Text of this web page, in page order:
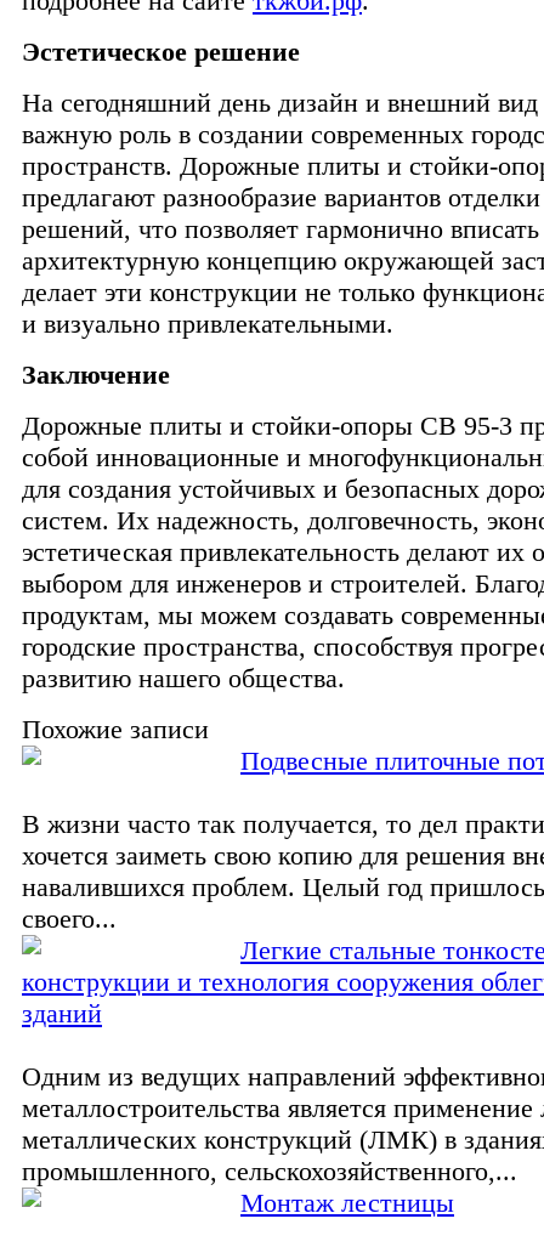
Эстетическое решение
На сегодняшний день дизайн и внешний
важную роль в создании современных
пространств. Дорожные плиты и стойки-
предлагают разнообразие вариантов
решений, что позволяет гармонично
архитектурную концепцию окружающей
делает эти конструкции не только
и визуально привлекательными.
Заключение
Дорожные плиты и стойки-опоры СВ 95-3
собой инновационные и
для создания устойчивых и безопасных
систем. Их надежность, долговечность,
эстетическая привлекательность делают
выбором для инженеров и строителей.
продуктам, мы можем создавать
городские пространства, способствуя
развитию нашего общества.
Похожие записи
Подвесные плиточные
В жизни часто так получается, то дел
хочется заиметь свою копию для решения
навалившихся проблем. Целый год пришлось
своего...
Легкие стальные
конструкции и технология сооружения
зданий
Одним из ведущих направлений
металлостроительства является применение
металлических конструкций (ЛМК) в
промышленного, сельскохозяйственного,...
Монтаж лестницы